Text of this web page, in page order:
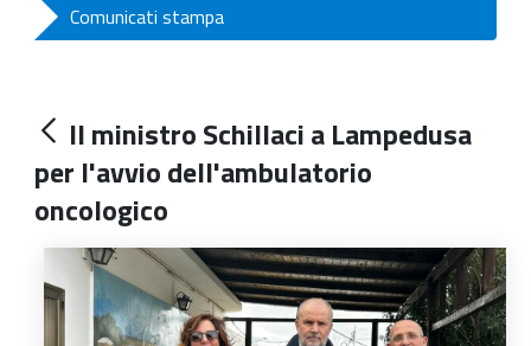
Comunicati stampa
Il ministro Schillaci a Lampedusa
per l'avvio dell'ambulatorio
oncologico